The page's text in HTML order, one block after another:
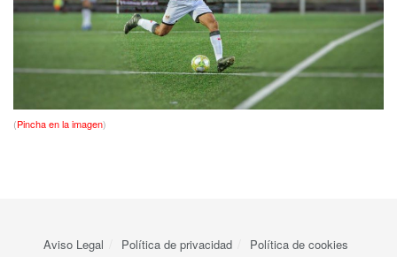
(Pincha en la imagen)
Aviso Legal Política de privacidad Política de cookies